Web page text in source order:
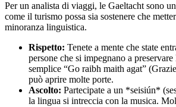
Per un analista di viaggi, le Gaeltacht sono
come il turismo possa sia sostenere che
minoranza linguistica.
Rispetto: Tenete a mente che state
persone che si impegnano a
semplice “Go raibh maith agat”
può aprire molte porte.
Ascolto: Partecipate a un *seisiún*
la lingua si intreccia con la musica.